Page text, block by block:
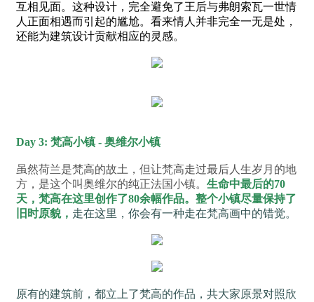
互相见面。这种设计，完全避免了王后与弗朗索瓦一世情
人正面相遇而引起的尴尬。看来情人并非完全一无是处，
还能为建筑设计贡献相应的灵感。
Day 3: 梵高小镇 - 奥维尔小镇
虽然荷兰是梵高的故土， 但让梵高走过最后人生岁月的地
方， 是这个叫奥维尔的纯正法国小镇。 生命中最后的70
天， 梵高在这里创作了80余幅作品。 整个小镇尽量保持了
旧时原貌， 走在这里，你会有一种走在梵高画中的错觉。
原有的建筑前，都立上了梵高的作品， 共大家原景对照欣